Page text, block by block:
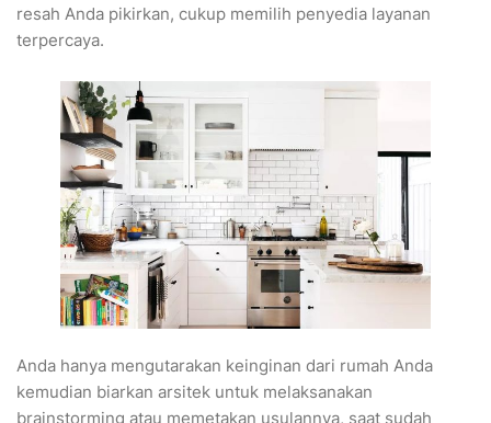
resah Anda pikirkan, cukup memilih penyedia layanan
terpercaya.
Anda hanya mengutarakan keinginan dari rumah Anda
kemudian biarkan arsitek untuk melaksanakan
brainstorming atau memetakan usulannya, saat sudah